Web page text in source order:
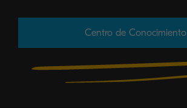
Centro de Conocimiento